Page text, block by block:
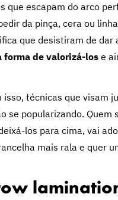
que escapam do arco
da pinça, cera ou
que desistiram de dar
forma de valorizá-los e
isso, técnicas que visam
se popularizando. Quem
los para cima, vai
mais rala e quer